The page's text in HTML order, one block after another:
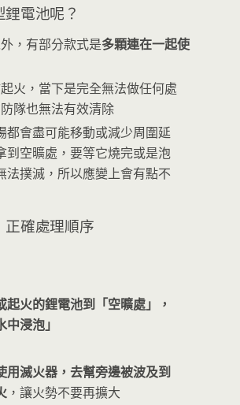
電池呢？
，有部分款式是多顆連在一起使
火，當下是完全無法做任何處
隊也無法有效清除
都會盡可能移動或減少周圍延
到空曠處，要等它燒完或是泡
法撲滅，所以應變上會有點不
正確處理順序
起火的鋰電池到「空曠處」，
浸泡」
用滅火器，去幫旁邊被波及到
，讓火勢不要再擴大